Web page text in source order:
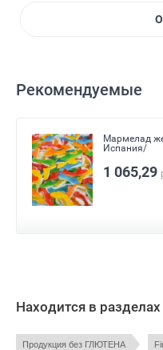
Рекомендуемые
Суфле
/AGOSTINO
1 113,36
Находится в разделах
Продукция без ГЛЮТЕНА